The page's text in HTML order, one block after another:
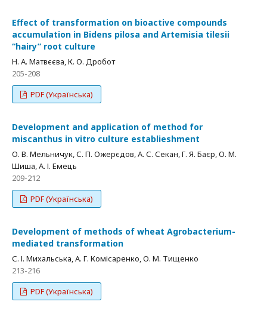
Effect of transformation on bioactive compounds
accumulation in Bidens pilosa and Artemisia tilesii
“hairy” root culture
Н. А. Матвєєва, К. О. Дробот
205-208
PDF (Українська)
Development and application of method for
miscanthus in vitro culture establieshment
О. В. Мельничук, С. П. Ожерєдов, А. С. Секан, Г. Я. Баєр, О. М.
Шиша, А. І. Емець
209-212
PDF (Українська)
Development of methods of wheat Agrobacterium-
mediated transformation
С. І. Михальська, А. Г. Комісаренко, О. М. Тищенко
213-216
PDF (Українська)